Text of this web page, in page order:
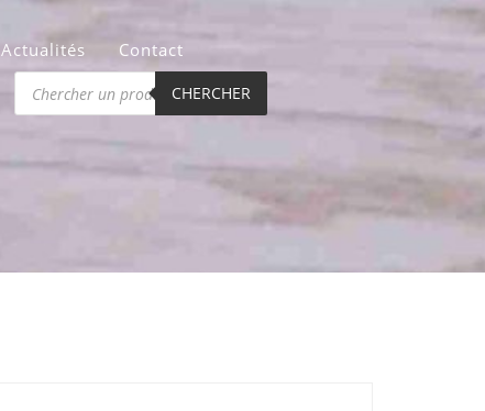
Actualités
Contact
Recherche
produits
CHERCHER